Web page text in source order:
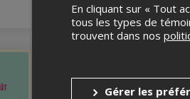
En cliquant sur « Tout
tous les types de
trouvent dans nos
Gérer les